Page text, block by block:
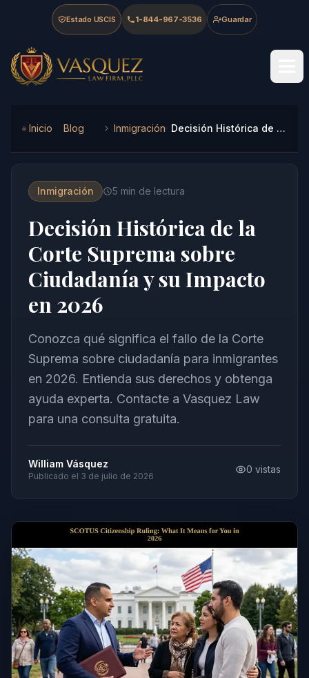
Skip to main content
Skip to navigation
Skip to footer
Estado USCIS 1-844-967-3536 Guardar
Vasquez Law Firm - Home
Inicio Blog Inmigración Decisión Histórica de la Corte Suprema sobre Ciudadanía y su Impacto en 2026
Inmigración 5 min de lectura
Decisión Histórica de la
Corte Suprema sobre
Ciudadanía y su Impacto
en 2026
Conozca qué significa el fallo de la Corte
Suprema sobre ciudadanía para inmigrantes
en 2026. Entienda sus derechos y obtenga
ayuda experta. Contacte a Vasquez Law
para una consulta gratuita.
William Vásquez
Publicado el 3 de julio de 2026
0 vistas